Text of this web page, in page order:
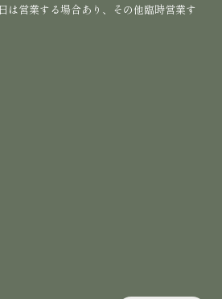
は営業する場合あり、その他臨時営業す